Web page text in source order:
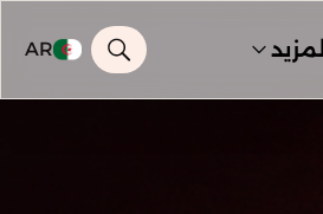
المزيد AR